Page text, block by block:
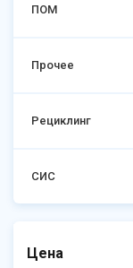
ПОМ
Прочее
Рециклинг
СИС
Цена